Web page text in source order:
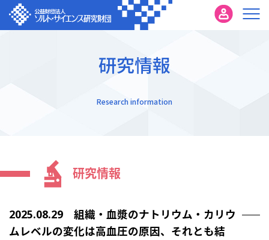
研究情報
Research information
研究情報
2025.08.29 組織・血漿のナトリウム・カリウ
ムレベルの変化は高血圧の原因、それとも結